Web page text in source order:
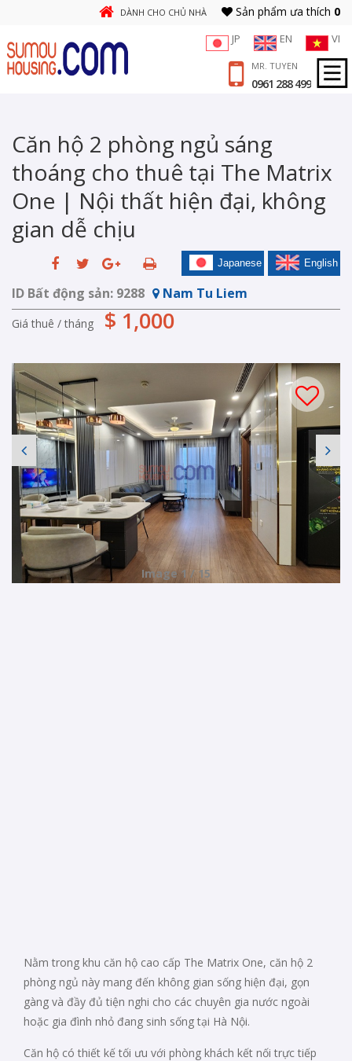
DÀNH CHO CHỦ NHÀ Sản phẩm ưa thích 0
JP EN VI
MR. TUYEN
0961 288 499
Căn hộ 2 phòng ngủ sáng
thoáng cho thuê tại The Matrix
One | Nội thất hiện đại, không
gian dễ chịu
English
Japanese
ID Bất động sản: 9288 Nam Tu Liem
Giá thuê / tháng $ 1,000
Image 1 / 15
Nằm trong khu căn hộ cao cấp The Matrix One, căn hộ 2
phòng ngủ này mang đến không gian sống hiện đại, gọn
gàng và đầy đủ tiện nghi cho các chuyên gia nước ngoài
hoặc gia đình nhỏ đang sinh sống tại Hà Nội.
Căn hộ có thiết kế tối ưu với phòng khách kết nối trực tiếp